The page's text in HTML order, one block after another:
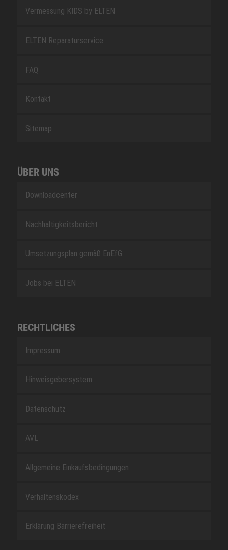
Vermessung KIDS by ELTEN
ELTEN Reparaturservice
FAQ
Kontakt
Sitemap
ÜBER UNS
Downloadcenter
Nachhaltigkeitsbericht
Umsetzungsplan gemäß EnEfG
Jobs bei ELTEN
RECHTLICHES
Impressum
Hinweisgebersystem
Datenschutz
AVL
Allgemeine Einkaufsbedingungen
Verhaltenskodex
Erklärung Barrierefreiheit